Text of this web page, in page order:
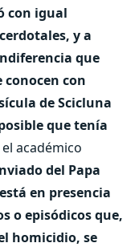
con igual
y a
que
conocen con
de Scicluna
que tenía
académico
del Papa
en presencia
o episódicos que,
homicidio, se